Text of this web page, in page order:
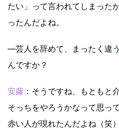
たい」って言われてしまった
ったんだよね。
―芸人を辞めて、まったく違
んですか？
安藤 ：そうですね、もともと
そっちをやろうかなって思っ
赤い人が現れたんだよね（笑